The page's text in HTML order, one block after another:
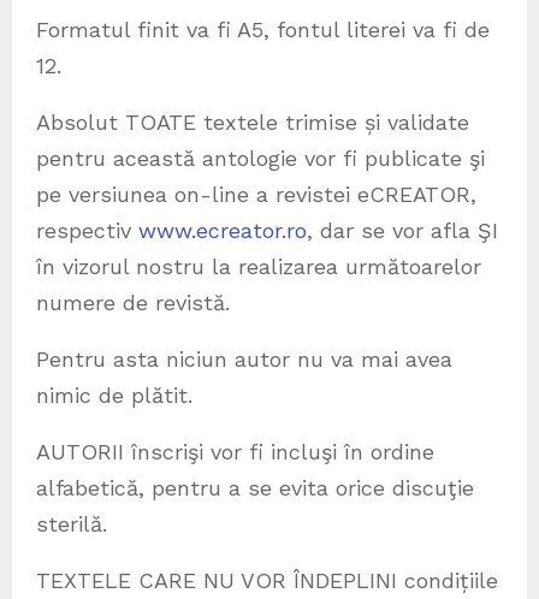
Formatul finit va fi A5, fontul literei va fi de
12.
Absolut TOATE textele trimise și validate
pentru această antologie vor fi publicate şi
pe versiunea on-line a revistei eCREATOR,
respectiv www.ecreator.ro, dar se vor afla ŞI
în vizorul nostru la realizarea următoarelor
numere de revistă.
Pentru asta niciun autor nu va mai avea
nimic de plătit.
AUTORII înscrişi vor fi incluşi în ordine
alfabetică, pentru a se evita orice discuţie
sterilă.
TEXTELE CARE NU VOR ÎNDEPLINI condițiile